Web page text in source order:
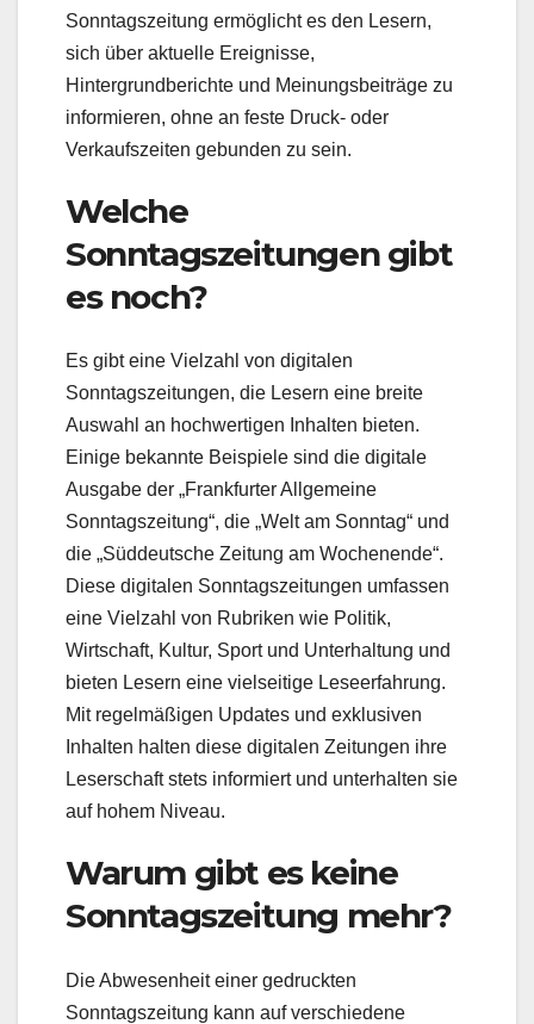
Sonntagszeitung ermöglicht es den Lesern,
sich über aktuelle Ereignisse,
Hintergrundberichte und Meinungsbeiträge zu
informieren, ohne an feste Druck- oder
Verkaufszeiten gebunden zu sein.
Welche
Sonntagszeitungen gibt
es noch?
Es gibt eine Vielzahl von digitalen
Sonntagszeitungen, die Lesern eine breite
Auswahl an hochwertigen Inhalten bieten.
Einige bekannte Beispiele sind die digitale
Ausgabe der „Frankfurter Allgemeine
Sonntagszeitung“, die „Welt am Sonntag“ und
die „Süddeutsche Zeitung am Wochenende“.
Diese digitalen Sonntagszeitungen umfassen
eine Vielzahl von Rubriken wie Politik,
Wirtschaft, Kultur, Sport und Unterhaltung und
bieten Lesern eine vielseitige Leseerfahrung.
Mit regelmäßigen Updates und exklusiven
Inhalten halten diese digitalen Zeitungen ihre
Leserschaft stets informiert und unterhalten sie
auf hohem Niveau.
Warum gibt es keine
Sonntagszeitung mehr?
Die Abwesenheit einer gedruckten
Sonntagszeitung kann auf verschiedene